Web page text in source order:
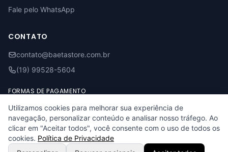
Fale pelo WhatsApp
CONTATO
contato@baetastore.com.br
(19) 99528-5604
FORMAS DE PAGAMENTO
Visa Mastercard Pix Boleto Elo
© 2026 Baeta Store. Todos os direitos reservados.
Utilizamos cookies para melhorar sua experiência de
navegação, personalizar conteúdo e analisar nosso tráfego. Ao
clicar em "Aceitar todos", você consente com o uso de todos os
cookies. Política de Privacidade